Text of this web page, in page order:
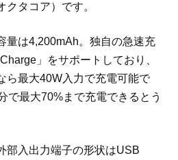
タコア）です。
量は4,200mAh。独自の急速充
」をサポートしており、
ら最大40W入力で充電可能で
で最大70%まで充電できるとう
部入出力端子の形状はUSB